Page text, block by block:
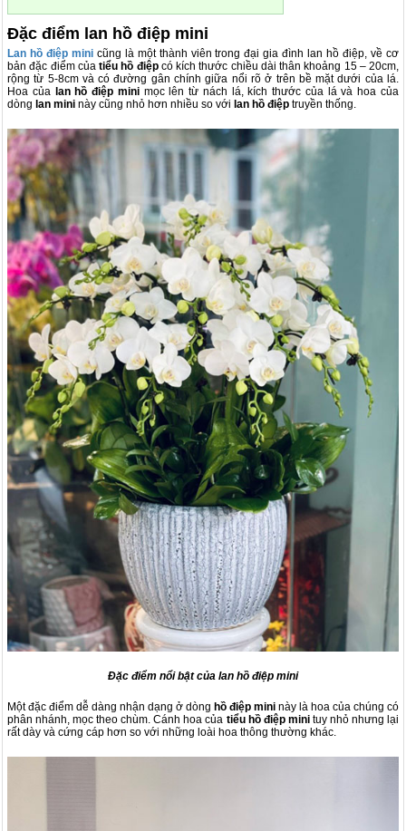
Đặc điểm lan hồ điệp mini
Lan hồ điệp minicũng là một thành viên trong đại gia đình lan hồ điệp, về cơ
bản đặc điểm của tiểu hồ điệpcó kích thước chiều dài thân khoảng 15 – 20cm,
rộng từ 5-8cm và có đường gân chính giữa nổi rõ ở trên bề mặt dưới của lá.
Hoa của lan hồ điệp mini mọc lên từ nách lá, kích thước của lá và hoa của
dòng lan mini này cũng nhỏ hơn nhiều so với lan hồ điệp truyền thống.
Đặc điểm nổi bật của lan hồ điệp mini
Một đặc điểm dễ dàng nhận dạng ở dòng hồ điệp mini này là hoa của chúng có
phân nhánh, mọc theo chùm. Cánh hoa của tiểu hồ điệp minituy nhỏ nhưng lại
rất dày và cứng cáp hơn so với những loài hoa thông thường khác.